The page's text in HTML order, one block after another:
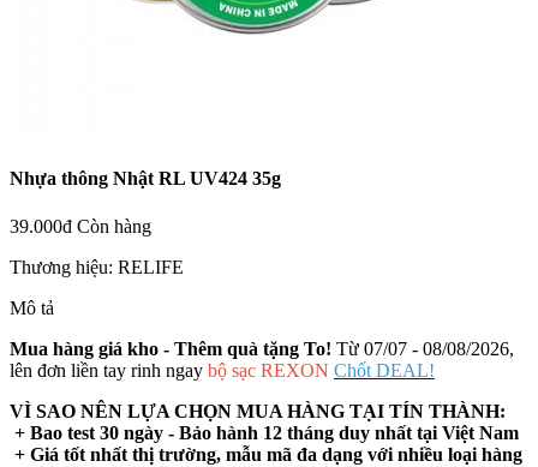
Nhựa thông Nhật RL UV424 35g
39.000đ Còn hàng
Thương hiệu: RELIFE
Mô tả
Mua hàng giá kho - Thêm quà tặng To! Từ 07/07 - 08/08/2026,
lên đơn liền tay rinh ngay bộ sạc REXON Chốt DEAL!
VÌ SAO NÊN LỰA CHỌN MUA HÀNG TẠI TÍN THÀNH:
+ Bao test 30 ngày - Bảo hành 12 tháng duy nhất tại Việt Nam
+ Giá tốt nhất thị trường, mẫu mã đa dạng với nhiều loại hàng